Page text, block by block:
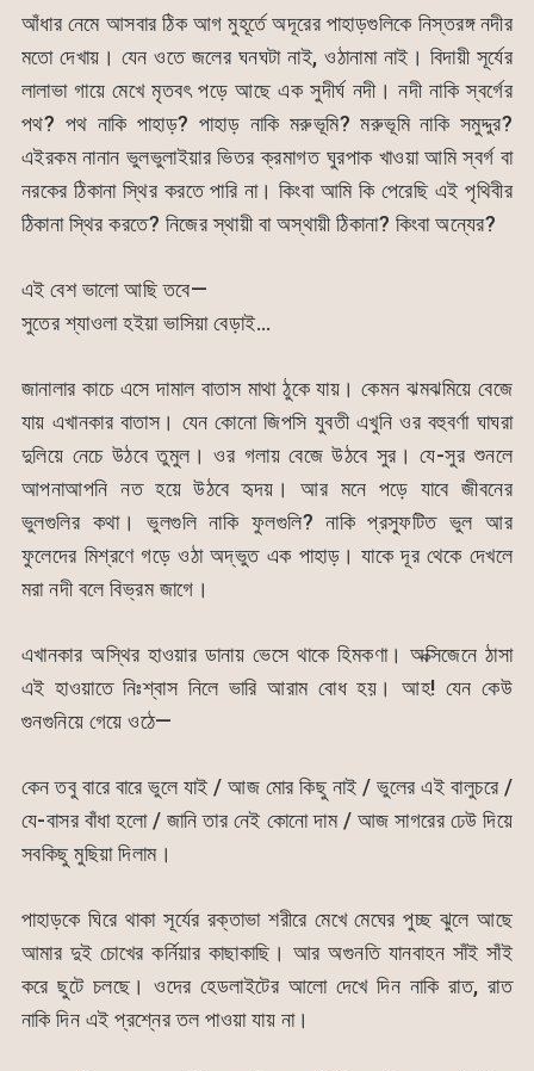
আঁধার নেমে আসবার ঠিক আগ মুহূর্তে অদূরের পাহাড়গুলিকে নিস্তরঙ্গ নদীর
মতো দেখায়। যেন ওতে জলের ঘনঘটা নাই, ওঠানামা নাই। বিদায়ী সূর্যের
লালাভা গায়ে মেখে মৃতবৎ পড়ে আছে এক সুদীর্ঘ নদী। নদী নাকি স্বর্গের
পথ? পথ নাকি পাহাড়? পাহাড় নাকি মরুভূমি? মরুভূমি নাকি সমুদ্দুর?
এইরকম নানান ভুলভুলাইয়ার ভিতর ক্রমাগত ঘুরপাক খাওয়া আমি স্বর্গ বা
নরকের ঠিকানা স্থির করতে পারি না। কিংবা আমি কি পেরেছি এই পৃথিবীর
ঠিকানা স্থির করতে? নিজের স্থায়ী বা অস্থায়ী ঠিকানা? কিংবা অন্যের?
এই বেশ ভালো আছি তবে—
সুতের শ্যাওলা হইয়া ভাসিয়া বেড়াই…
জানালার কাচে এসে দামাল বাতাস মাথা ঠুকে যায়। কেমন ঝমঝমিয়ে বেজে
যায় এখানকার বাতাস। যেন কোনো জিপসি যুবতী এখুনি ওর বহুবর্ণা ঘাঘরা
দুলিয়ে নেচে উঠবে তুমুল। ওর গলায় বেজে উঠবে সুর। যে-সুর শুনলে
আপনাআপনি নত হয়ে উঠবে হৃদয়। আর মনে পড়ে যাবে জীবনের
ভুলগুলির কথা। ভুলগুলি নাকি ফুলগুলি? নাকি প্রস্ফুটিত ভুল আর
ফুলেদের মিশ্রণে গড়ে ওঠা অদ্ভুত এক পাহাড়। যাকে দূর থেকে দেখলে
মরা নদী বলে বিভ্রম জাগে।
এখানকার অস্থির হাওয়ার ডানায় ভেসে থাকে হিমকণা। অক্সিজেনে ঠাসা
এই হাওয়াতে নিঃশ্বাস নিলে ভারি আরাম বোধ হয়। আহ! যেন কেউ
গুনগুনিয়ে গেয়ে ওঠে—
কেন তবু বারে বারে ভুলে যাই / আজ মোর কিছু নাই / ভুলের এই বালুচরে /
যে-বাসর বাঁধা হলো / জানি তার নেই কোনো দাম / আজ সাগরের ঢেউ দিয়ে
সবকিছু মুছিয়া দিলাম।
পাহাড়কে ঘিরে থাকা সূর্যের রক্তাভা শরীরে মেখে মেঘের পুচ্ছ ঝুলে আছে
আমার দুই চোখের কর্নিয়ার কাছাকাছি। আর অগুনতি যানবাহন সাঁই সাঁই
করে ছুটে চলছে। ওদের হেডলাইটের আলো দেখে দিন নাকি রাত, রাত
নাকি দিন এই প্রশ্নের তল পাওয়া যায় না।